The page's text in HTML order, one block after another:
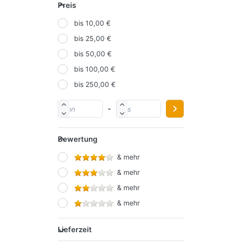
KORES
LAMY
MOLOTOW
NOVUS
ONLINE
PAGNA
PELIKAN
SCHNEIDER
STAEDTLER
STARPAK
Werner Dorsch GmbH
Preis
bis 10,00 €
bis 25,00 €
bis 50,00 €
bis 100,00 €
bis 250,00 €
-
Bewertung
& mehr
& mehr
& mehr
& mehr
Lieferzeit